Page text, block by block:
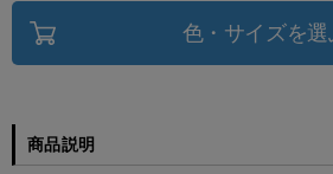
色・サイズを選
商品説明